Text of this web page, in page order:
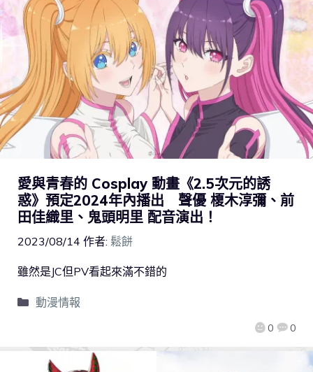
愛與青春的 Cosplay 動畫《2.5次元的誘
惑》預定2024年內播出 聲優 榎木淳彌、前
田佳織里、鬼頭明里 配音演出！
2023/08/14 作者: 鬆餅
0 0
雖然是JC但PV看起來滿不錯的
動漫情報